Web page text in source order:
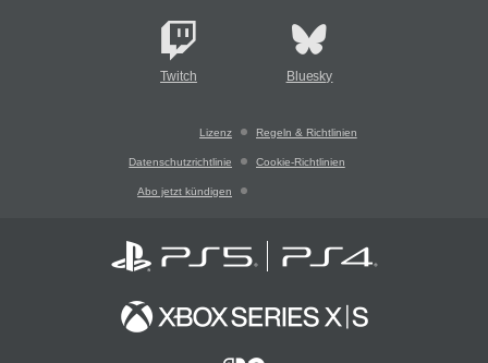
Twitch Bluesky
Lizenz Regeln & Richtlinien
Datenschutzrichtlinie Cookie-Richtlinien
Abo jetzt kündigen